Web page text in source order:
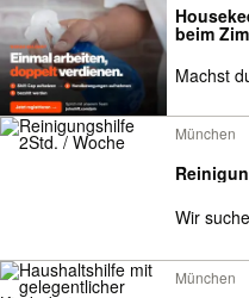
beim
Machst
München
Wir
München